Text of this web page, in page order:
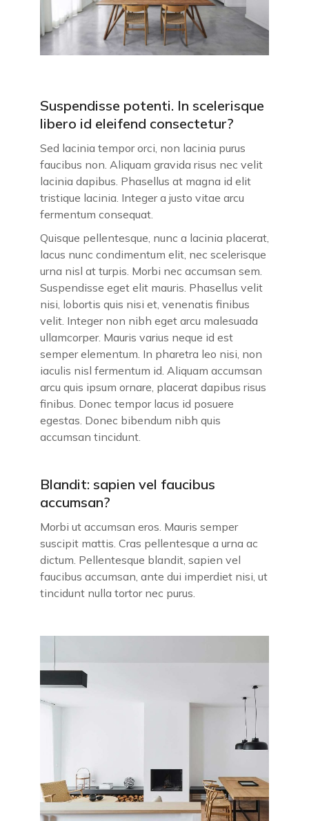
Suspendisse potenti. In scelerisque
libero id eleifend consectetur?
Sed lacinia tempor orci, non lacinia purus
faucibus non. Aliquam gravida risus nec velit
lacinia dapibus. Phasellus at magna id elit
tristique lacinia. Integer a justo vitae arcu
fermentum consequat.
Quisque pellentesque, nunc a lacinia placerat,
lacus nunc condimentum elit, nec scelerisque
urna nisl at turpis. Morbi nec accumsan sem.
Suspendisse eget elit mauris. Phasellus velit
nisi, lobortis quis nisi et, venenatis finibus
velit. Integer non nibh eget arcu malesuada
ullamcorper. Mauris varius neque id est
semper elementum. In pharetra leo nisi, non
iaculis nisl fermentum id. Aliquam accumsan
arcu quis ipsum ornare, placerat dapibus risus
finibus. Donec tempor lacus id posuere
egestas. Donec bibendum nibh quis
accumsan tincidunt.
Blandit: sapien vel faucibus
accumsan?
Morbi ut accumsan eros. Mauris semper
suscipit mattis. Cras pellentesque a urna ac
dictum. Pellentesque blandit, sapien vel
faucibus accumsan, ante dui imperdiet nisi, ut
tincidunt nulla tortor nec purus.